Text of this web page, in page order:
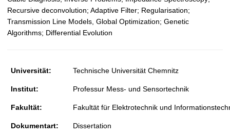
Recursive deconvolution; Adaptive Filter; Regularisation;
Transmission Line Models, Global Optimization; Genetic
Algorithms; Differential Evolution
Universität: Technische Universität Chemnitz
Institut: Professur Mess- und Sensortechnik
Fakultät: Fakultät für Elektrotechnik und
Dokumentart: Dissertation